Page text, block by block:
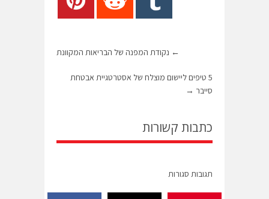
← נקודת המפנה של הבריאות המקוונת
5 טיפים ליישום מוצלח של אסטרטגיית אבטחת
סייבר →
כתבות קשורות
תגובות סגורות